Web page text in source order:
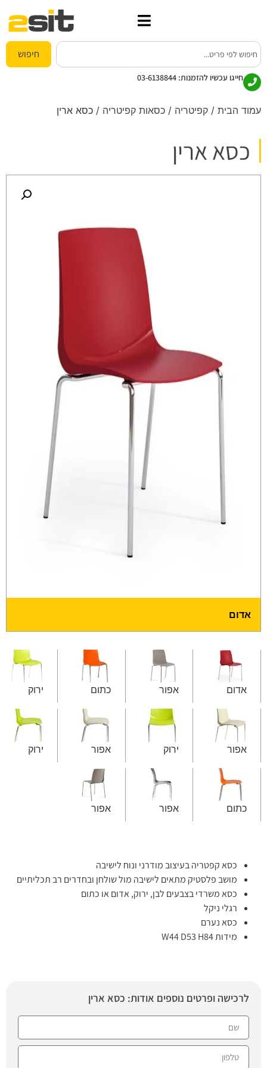
חיפוש
חייגו עכשיו להזמנות: 03-6138844
עמוד הבית / קפיטריה / כסאות קפיטריה / כסא ארין
כסא ארין
כסא קפטריה בעיצוב מודרני ונוח לישיבה
מושב פלסטיק מתאים לישיבה מול שולחן ובחדרים רב תכליתיים
כסא משרדי בצבעים לבן, ירוק, אדום או כתום
רגלי ניקל
כסא נערם
מידות W44 D53 H84
לרכישה ופרטים נוספים אודות: כסא ארין
אדום
אדום אפור כתום ירוק
אפור ירוק אפור ירוק
כתום אפור אפור